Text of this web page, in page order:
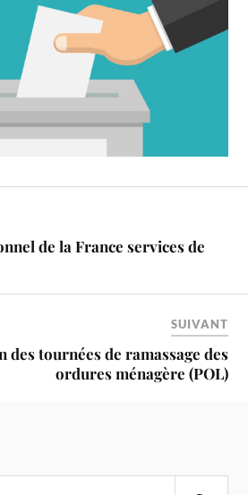
de la France services de
SUIVANT
tournées de ramassage des
ordures ménagère (POL)